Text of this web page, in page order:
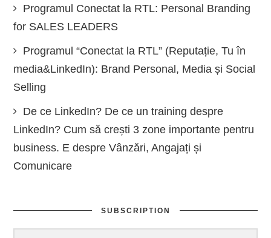
Programul Conectat la RTL: Personal Branding
for SALES LEADERS
Programul “Conectat la RTL” (Reputație, Tu în
media&LinkedIn): Brand Personal, Media și Social
Selling
De ce LinkedIn? De ce un training despre
LinkedIn? Cum să crești 3 zone importante pentru
business. E despre Vânzări, Angajați și
Comunicare
SUBSCRIPTION